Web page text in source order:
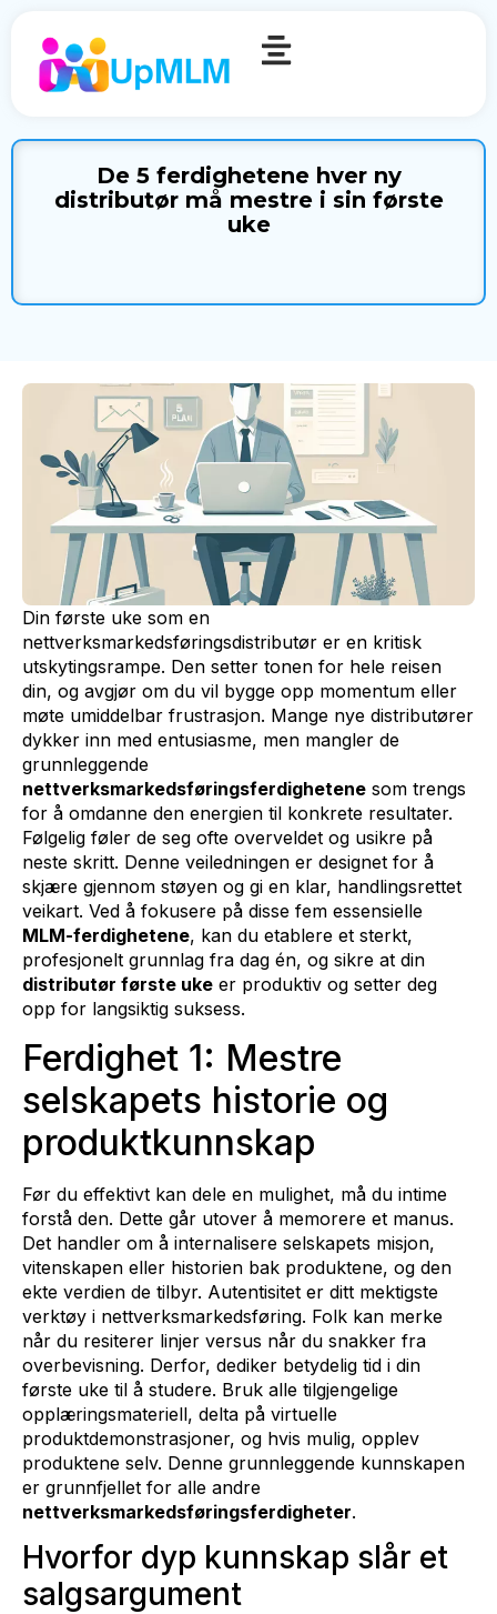
De 5 ferdighetene hver ny
distributør må mestre i sin første
uke
Din første uke som en
nettverksmarkedsføringsdistributør er en kritisk
utskytingsrampe. Den setter tonen for hele reisen
din, og avgjør om du vil bygge opp momentum eller
møte umiddelbar frustrasjon. Mange nye distributører
dykker inn med entusiasme, men mangler de
grunnleggende
nettverksmarkedsføringsferdighetene som trengs
for å omdanne den energien til konkrete resultater.
Følgelig føler de seg ofte overveldet og usikre på
neste skritt. Denne veiledningen er designet for å
skjære gjennom støyen og gi en klar, handlingsrettet
veikart. Ved å fokusere på disse fem essensielle
MLM-ferdighetene, kan du etablere et sterkt,
profesjonelt grunnlag fra dag én, og sikre at din
distributør første uke er produktiv og setter deg
opp for langsiktig suksess.
Ferdighet 1: Mestre
selskapets historie og
produktkunnskap
Før du effektivt kan dele en mulighet, må du intime
forstå den. Dette går utover å memorere et manus.
Det handler om å internalisere selskapets misjon,
vitenskapen eller historien bak produktene, og den
ekte verdien de tilbyr. Autentisitet er ditt mektigste
verktøy i nettverksmarkedsføring. Folk kan merke
når du resiterer linjer versus når du snakker fra
overbevisning. Derfor, dediker betydelig tid i din
første uke til å studere. Bruk alle tilgjengelige
opplæringsmateriell, delta på virtuelle
produktdemonstrasjoner, og hvis mulig, opplev
produktene selv. Denne grunnleggende kunnskapen
er grunnfjellet for alle andre
nettverksmarkedsføringsferdigheter.
Hvorfor dyp kunnskap slår et
salgsargument